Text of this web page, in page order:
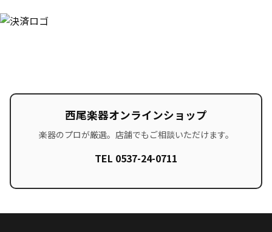
西尾楽器オンラインショップ
楽器のプロが厳選。店舗でもご相談いただけます。
TEL 0537-24-0711